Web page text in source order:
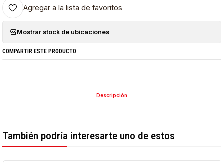
Agregar a la lista de favoritos
Mostrar stock de ubicaciones
COMPARTIR ESTE PRODUCTO
Descripción
También podría interesarte uno de estos